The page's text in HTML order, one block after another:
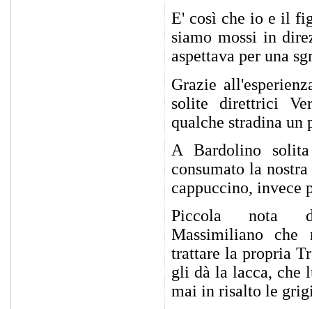
E' così che io e il
siamo mossi in
aspettava per una
Grazie
solite direttrici
qualche stradina un
A Bardolino
consumato la
cappuccino, invece
Piccola nota
Massimiliano
trattare la propria
gli dà la lacca, che
mai in risalto le